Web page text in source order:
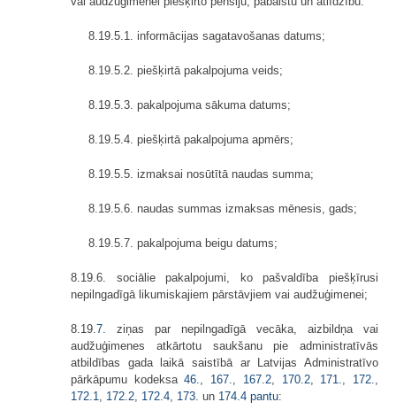
8.19.5.1. informācijas sagatavošanas datums;
8.19.5.2. piešķirtā pakalpojuma veids;
8.19.5.3. pakalpojuma sākuma datums;
8.19.5.4. piešķirtā pakalpojuma apmērs;
8.19.5.5. izmaksai nosūtītā naudas summa;
8.19.5.6. naudas summas izmaksas mēnesis, gads;
8.19.5.7. pakalpojuma beigu datums;
8.19.6. sociālie pakalpojumi, ko pašvaldība piešķīrusi
nepilngadīgā likumiskajiem pārstāvjiem vai audžuģimenei;
8.19.7. ziņas par nepilngadīgā vecāka, aizbildņa vai
audžuģimenes atkārtotu saukšanu pie administratīvās
atbildības gada laikā saistībā ar Latvijas Administratīvo
pārkāpumu kodeksa46., 167., 167.2, 170.2, 171., 172.,
172.1, 172.2, 172.4, 173. un 174.4 pantu: